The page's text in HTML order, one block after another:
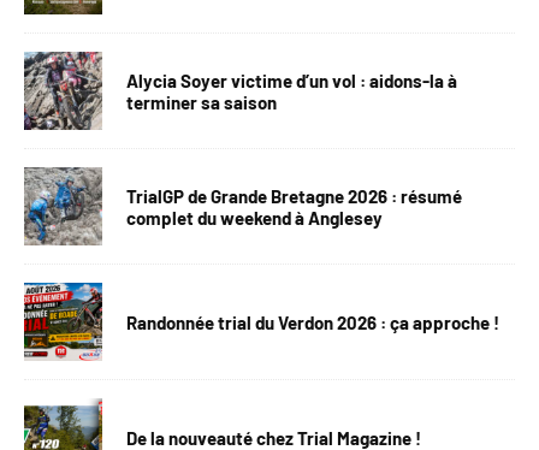
Alycia Soyer victime d’un vol : aidons-la à
terminer sa saison
TrialGP de Grande Bretagne 2026 : résumé
complet du weekend à Anglesey
Randonnée trial du Verdon 2026 : ça approche !
De la nouveauté chez Trial Magazine !